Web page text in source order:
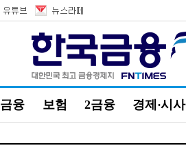
금융 보험 2금융 경제·시사